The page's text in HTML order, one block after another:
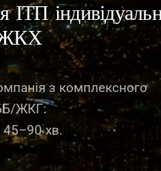
ІТП
ЖКХ
з комплексного
ЖКГ:
45–90 хв.